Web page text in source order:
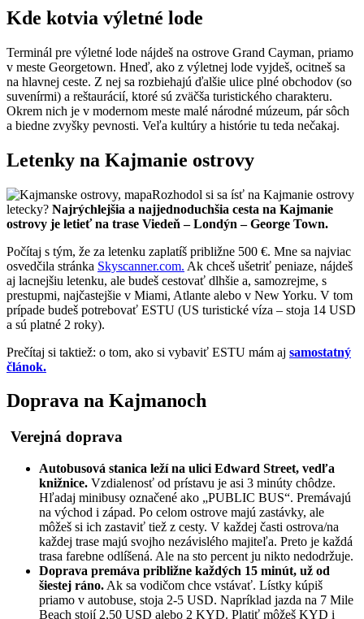
Kde kotvia výletné lode
Terminál pre výletné lode nájdeš na ostrove Grand Cayman, priamo
v meste Georgetown. Hneď, ako z výletnej lode vyjdeš, ocitneš sa
na hlavnej ceste. Z nej sa rozbiehajú ďalšie ulice plné obchodov (so
suvenírmi) a reštaurácií, ktoré sú zväčša turistického charakteru.
Okrem nich je v modernom meste malé národné múzeum, pár sôch
a biedne zvyšky pevnosti. Veľa kultúry a histórie tu teda nečakaj.
Letenky na Kajmanie ostrovy
Rozhodol si sa ísť na Kajmanie ostrovy
letecky? Najrýchlejšia a najjednoduchšia cesta na Kajmanie
ostrovy je letieť na trase Viedeň – Londýn – George Town.
Počítaj s tým, že za letenku zaplatíš približne 500 €. Mne sa najviac
osvedčila stránka Skyscanner.com. Ak chceš ušetriť peniaze, nájdeš
aj lacnejšiu letenku, ale budeš cestovať dlhšie a, samozrejme, s
prestupmi, najčastejšie v Miami, Atlante alebo v New Yorku. V tom
prípade budeš potrebovať ESTU (US turistické víza – stoja 14 USD
a sú platné 2 roky).
Prečítaj si taktiež: o tom, ako si vybaviť ESTU mám aj samostatný
článok.
Doprava na Kajmanoch
Verejná doprava
Autobusová stanica leží na ulici Edward Street, vedľa
knižnice. Vzdialenosť od prístavu je asi 3 minúty chôdze.
Hľadaj minibusy označené ako „PUBLIC BUS“. Premávajú
na východ i západ. Po celom ostrove majú zastávky, ale
môžeš si ich zastaviť tiež z cesty. V každej časti ostrova/na
každej trase majú svojho nezávislého majiteľa. Preto je každá
trasa farebne odlíšená. Ale na sto percent ju nikto nedodržuje.
Doprava premáva približne každých 15 minút, už od
šiestej ráno. Ak sa vodičom chce vstávať. Lístky kúpiš
priamo v autobuse, stoja 2-5 USD. Napríklad jazda na 7 Mile
Beach stojí 2,50 USD alebo 2 KYD. Platiť môžeš KYD i